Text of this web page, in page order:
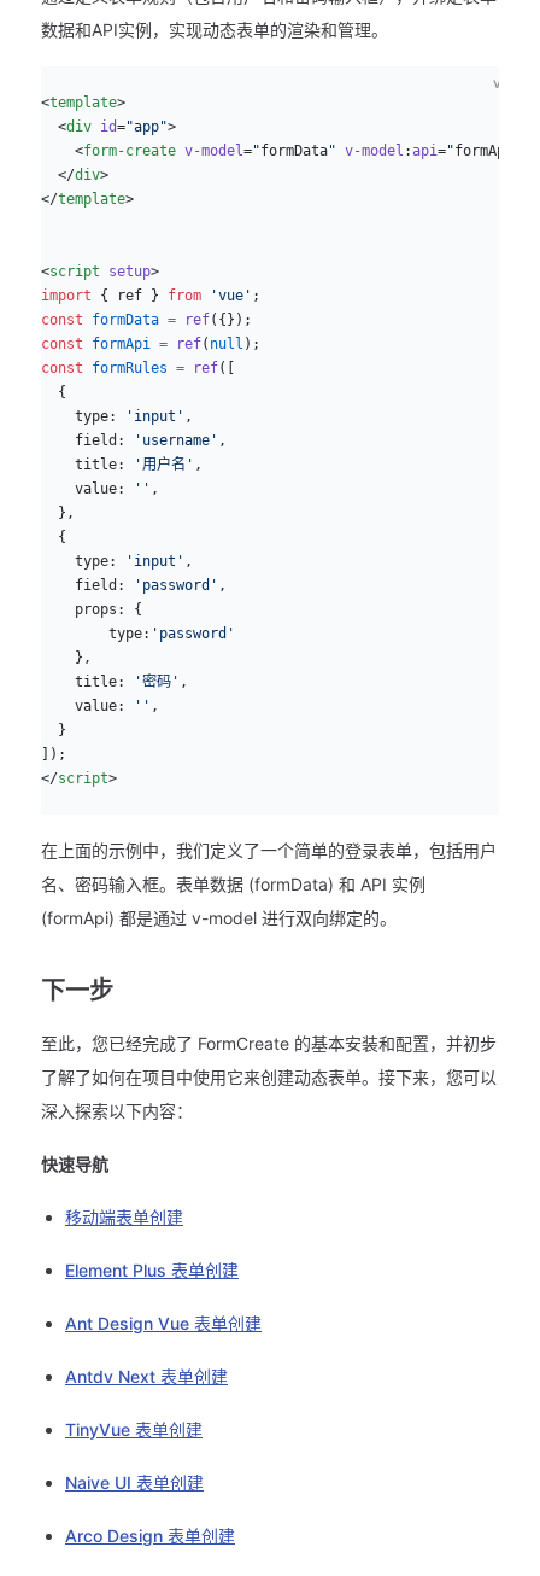
数据和API实例，实现动态表单的渲染和管理。
vue
<template>
  <
div id="app">
    <
form-create v-model ="formData" v-model :api="formApi
  </
div>
</template>
<script setup>
import { ref } from 'vue' ;
const formData = ref({});
const formApi = ref( null );
const formRules = ref([
  {
    type:
'input' ,
    field:
'username' ,
    title:
'用户名' ,
    value:
'' ,
  },
  {
    type:
'input' ,
    field:
'password' ,
    props: {
        type:
'password'
    },
    title:
'密码' ,
    value:
'' ,
  }
]);
</script>
在上面的示例中，我们定义了一个简单的登录表单，包括用户
名、密码输入框。表单数据 (formData) 和 API 实例
(formApi) 都是通过 v-model 进行双向绑定的。
下一步
至此，您已经完成了 FormCreate 的基本安装和配置，并初步
了解了如何在项目中使用它来创建动态表单。接下来，您可以
深入探索以下内容：
快速导航
移动端表单创建
Element Plus 表单创建
Ant Design Vue 表单创建
Antdv Next 表单创建
TinyVue 表单创建
Naive UI 表单创建
Arco Design 表单创建